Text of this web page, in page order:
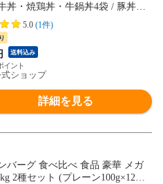
丼・焼鶏丼・牛鍋丼4袋 / 豚丼・
各2袋 / 紅生姜1袋）冷凍食品 送
食 お昼ごはん ギフト・仕送りに
5.0 (1件)
送料込み
ショップ
詳細を見る
バーグ 食べ比べ 食品 豪華 メガ
2種セット (プレーン100g×12